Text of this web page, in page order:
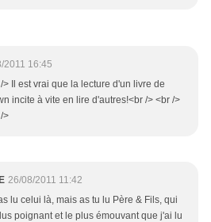
2011 16:45
> Il est vrai que la lecture d'un livre de
incite à vite en lire d'autres!<br /> <br />
>
26/08/2011 11:42
lu celui là, mais as tu lu Père & Fils, qui
poignant et le plus émouvant que j'ai lu